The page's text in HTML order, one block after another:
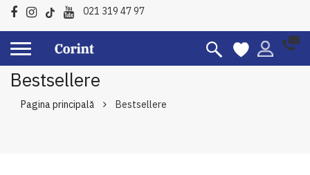
021 319 47 97
Bestsellere
Pagina principală Bestsellere